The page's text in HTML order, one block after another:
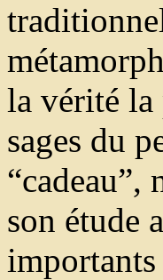
la vérité la
sages du
“cadeau”,
son étude